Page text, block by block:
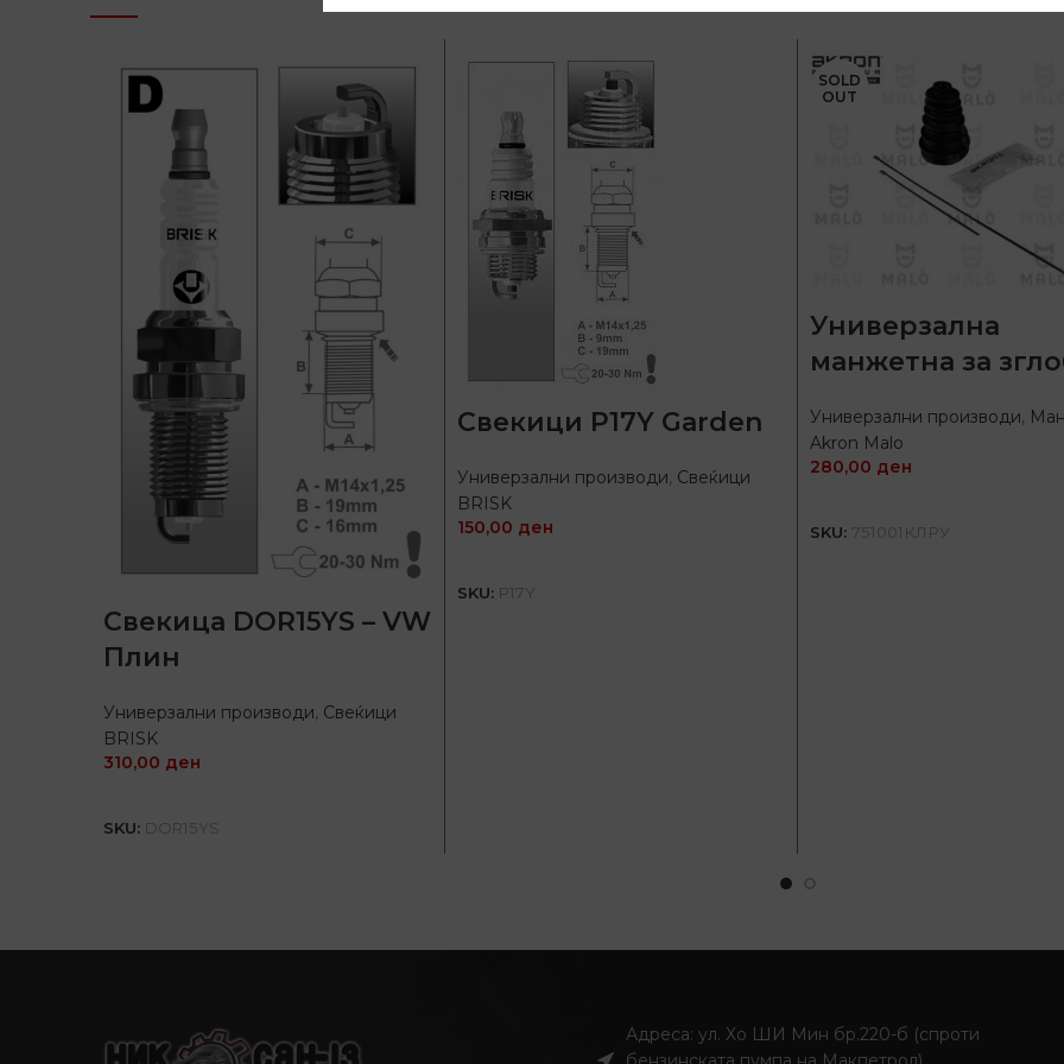
Свекица DOR15YS – VW
Плин
Универзални производи, Свеќици
BRISK
310,00 ден
SKU: DOR15YS
Свекици P17Y Garden
Универзални производи, Свеќици
BRISK
150,00 ден
SKU: P17Y
SOLD
OUT
Универзална
манжетна за
Универзални производи,
Akron Malo
280,00 ден
SKU:751001КЛРУ
Адреса: ул. Хо ШИ Мин бр.220-б (спроти